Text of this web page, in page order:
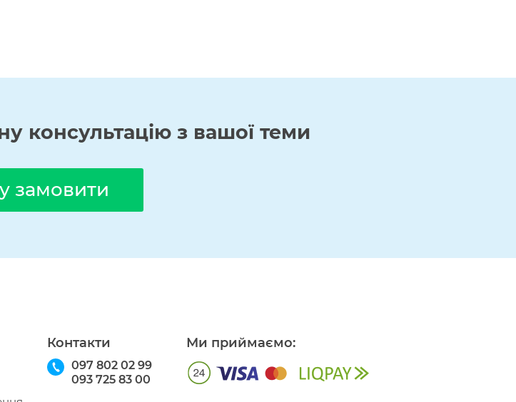
консультацію з вашої теми
замовити
Контакти
097 802 02 99
093 725 83 00
Ми приймаємо: